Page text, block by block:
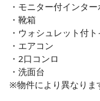
・モニター付インター
・靴箱
・ウォシュレット付ト
・エアコン
・2口コンロ
・洗面台
※物件により異なりま